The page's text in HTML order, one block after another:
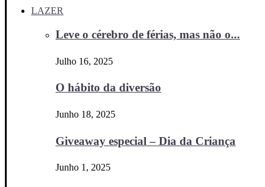
LAZER
Leve o cérebro de férias, mas não o...
Julho 16, 2025
O hábito da diversão
Junho 18, 2025
Giveaway especial – Dia da Criança
Junho 1, 2025